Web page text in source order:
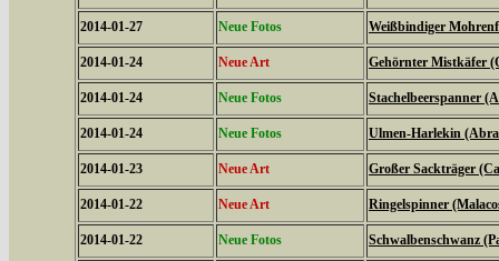
2014-01-27 Neue Fotos Weißbindiger
2014-01-24 Neue Art Gehörnter Mistkäfer
2014-01-24 Neue Fotos Stachelbeerspanner
2014-01-24 Neue Fotos Ulmen-Harlekin
2014-01-23 Neue Art Großer Sackträger
2014-01-22 Neue Art Ringelspinner
2014-01-22 Neue Fotos Schwalbenschwanz